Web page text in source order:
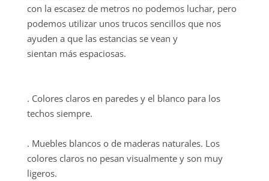
con la escasez de metros no podemos luchar, pero
podemos utilizar unos trucos sencillos que nos
ayuden a que las estancias se vean y
sientan más espaciosas.
. Colores claros en paredes y el blanco para los
techos siempre.
. Muebles blancos o de maderas naturales. Los
colores claros no pesan visualmente y son muy
ligeros.